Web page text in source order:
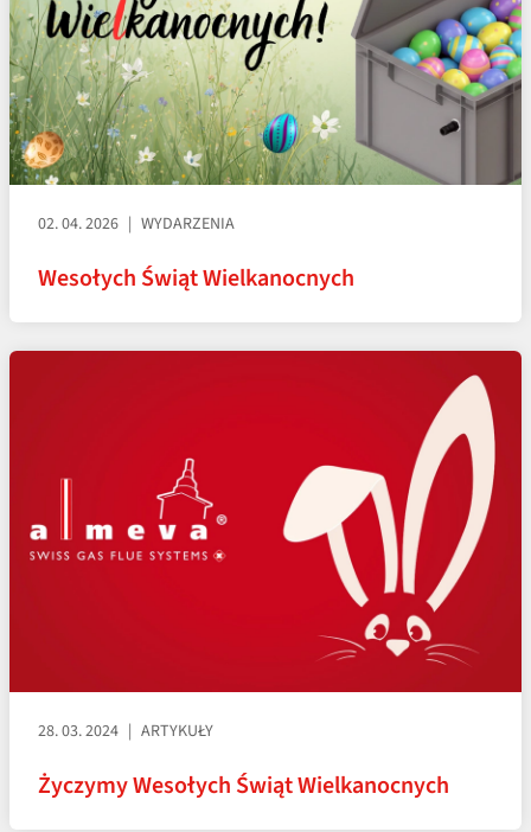
02. 04. 2026 WYDARZENIA
Wesołych Świąt Wielkanocnych
28. 03. 2024 ARTYKUŁY
Życzymy Wesołych Świąt Wielkanocnych